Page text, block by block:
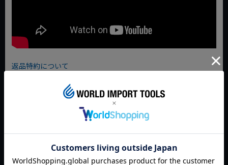
返品特約について
商品についてのお問い合わせ